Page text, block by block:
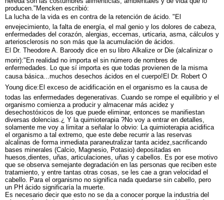
producen."Mencken escribió:
La lucha de la vida es en contra de la retención de ácido. "El
envejecimiento, la falta de energía, el mal genio y los dolores de cabeza,
enfermedades del corazón, alergias, eccemas, urticaria, asma, cálculos y
arteriosclerosis no son más que la acumulación de ácidos.
El Dr. Theodore A. Baroody dice en su libro Alkalize or Die (alcalinizar o
morir):"En realidad no importa el sin número de nombres de
enfermedades. Lo que sí importa es que todas provienen de la misma
causa básica...muchos desechos ácidos en el cuerpo!El Dr. Robert O
Young dice:El exceso de acidificación en el organismo es la causa de
todas las enfermedades degenerativas. Cuando se rompe el equilibrio y el
organismo comienza a producir y almacenar más acidez y
desechostóxicos de los que puede eliminar, entonces se manifiestan
diversas dolencias.¿ Y la quimioterapia ?No voy a entrar en detalles,
solamente me voy a limitar a señalar lo obvio: La quimioterapia acidifica
el organismo a tal extremo, que este debe recurrir a las reservas
alcalinas de forma inmediata paraneutralizar tanta acidez,sacrificando
bases minerales (Calcio, Magnesio, Potasio) depositadas en
huesos,dientes, uñas, articulaciones, uñas y cabellos. Es por ese motivo
que se observa semejante degradación en las personas que reciben este
tratamiento, y entre tantas otras cosas, se les cae a gran velocidad el
cabello. Para el organismo no significa nada quedarse sin cabello, pero
un PH ácido significaría la muerte.
Es necesario decir que esto no se da a conocer porque la industria del